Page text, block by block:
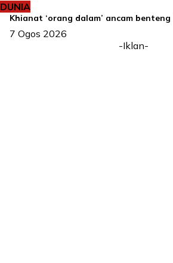
DUNIA
Khianat ‘orang dalam’ ancam
7 Ogos 2026
-Iklan-